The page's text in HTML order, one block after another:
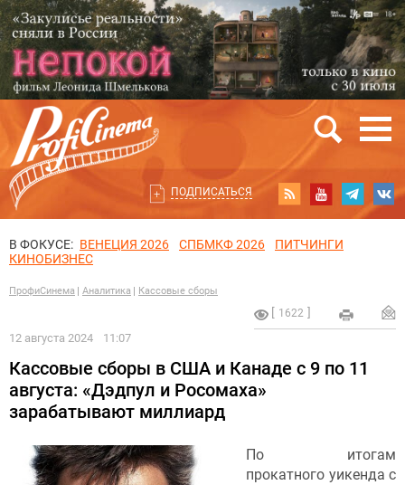
ПОДПИСАТЬСЯ
В ФОКУСЕ: ВЕНЕЦИЯ 2026 СПБМКФ 2026
ПИТЧИНГИ
КИНОБИЗНЕС
ПрофиСинема Аналитика Кассовые сборы
1622
12 августа 2024 11:07
Кассовые сборы в США и Канаде с 9 по 11
августа: «Дэдпул и Росомаха»
зарабатывают миллиард
По итогам
прокатного уикенда с